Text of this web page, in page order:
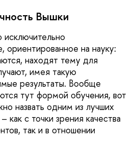
Вышки
ориентированное на науку:
находят тему для
имея такую
результаты. Вообще
тут формой обучения, вот
назвать одним из лучших
как с точки зрения качества
так и в отношении